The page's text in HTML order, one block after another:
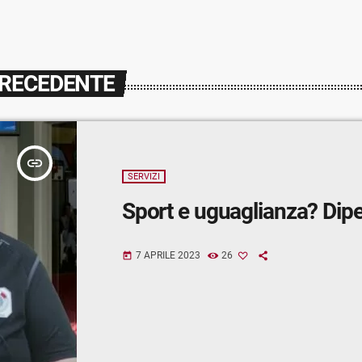
insert_link
SERVIZI
Sport e uguaglianza?
today 7 APRILE 2023 26